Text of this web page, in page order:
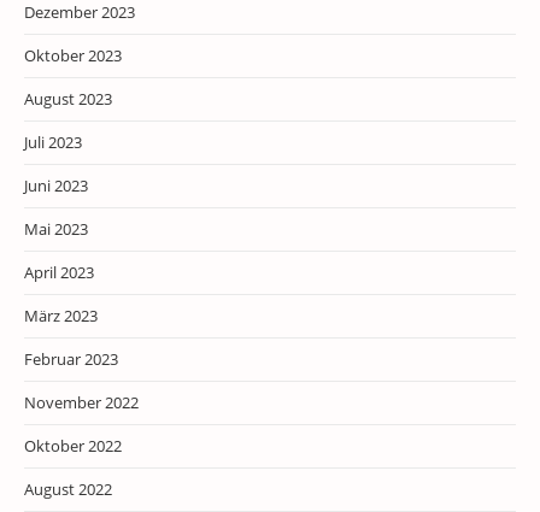
Dezember 2023
Oktober 2023
August 2023
Juli 2023
Juni 2023
Mai 2023
April 2023
März 2023
Februar 2023
November 2022
Oktober 2022
August 2022